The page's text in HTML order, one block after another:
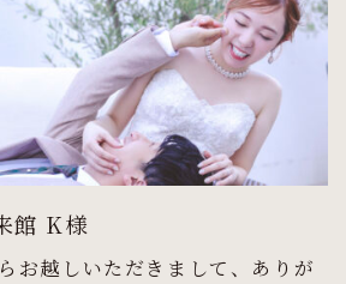
館 K様
お越しいただきまして、ありが